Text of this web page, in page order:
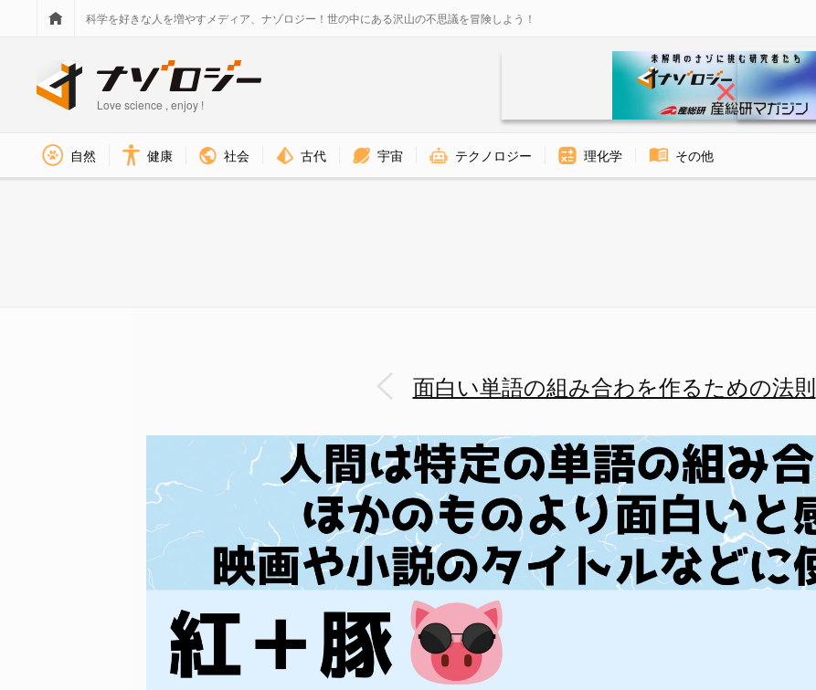
科学を好きな人を増やすメディア、ナゾロジー！世の中にある沢山の不思議を冒険しよう！
Love science , enjoy !
自然 健康 社会 古代 宇宙 テクノロジー 理化学 その他
面白い単語の組み合わを作るための法則